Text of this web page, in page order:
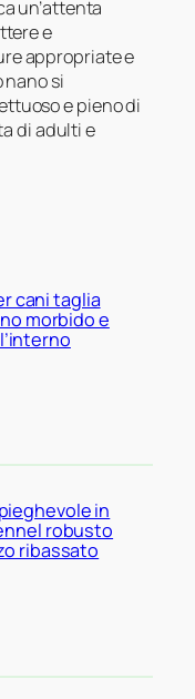
un’attenta
e
appropriate e
si
e pieno di
di adulti e
cani taglia
morbido e
in
robusto
ribassato